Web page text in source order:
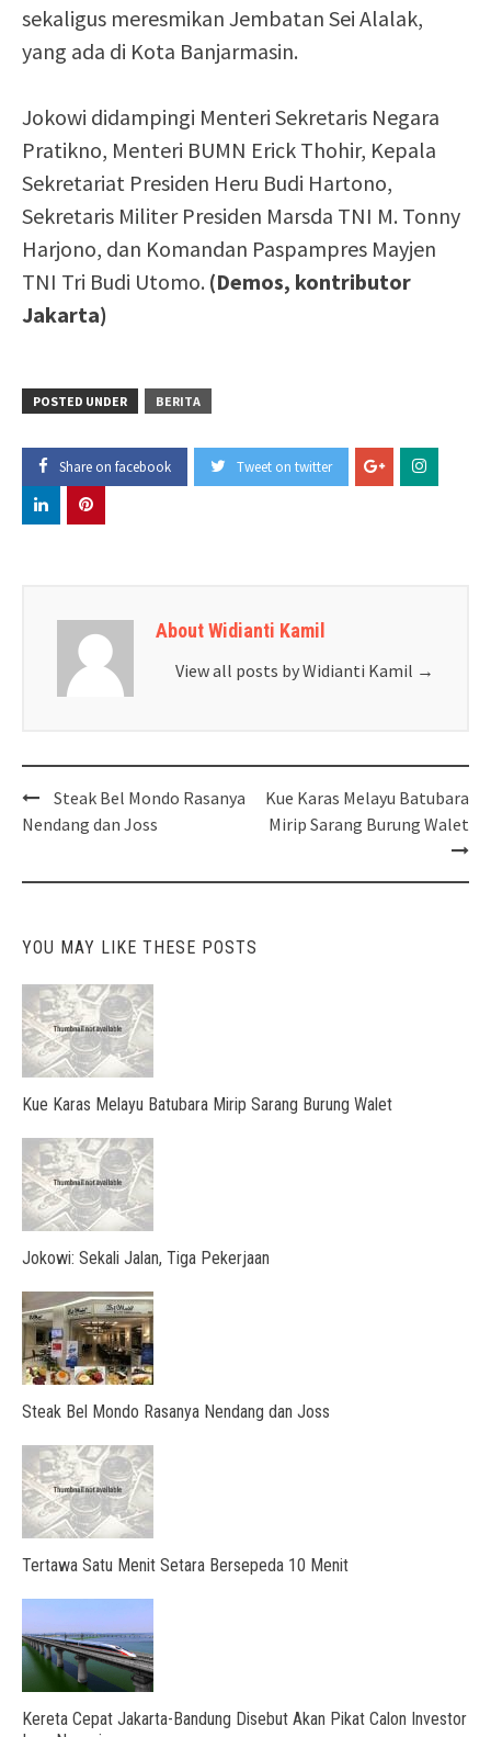
sekaligus meresmikan Jembatan Sei Alalak,
yang ada di Kota Banjarmasin.
Jokowi didampingi Menteri Sekretaris Negara
Pratikno, Menteri BUMN Erick Thohir, Kepala
Sekretariat Presiden Heru Budi Hartono,
Sekretaris Militer Presiden Marsda TNI M. Tonny
Harjono, dan Komandan Paspampres Mayjen
TNI Tri Budi Utomo. (Demos, kontributor
Jakarta)
POSTED UNDER BERITA
Share on facebook Tweet on twitter
About Widianti Kamil
View all posts by Widianti Kamil →
Post
navigation
Steak Bel Mondo Rasanya
Nendang dan Joss
Kue Karas Melayu Batubara
Mirip Sarang Burung Walet
YOU MAY LIKE THESE POSTS
Kue Karas Melayu Batubara Mirip Sarang Burung Walet
Jokowi: Sekali Jalan, Tiga Pekerjaan
Steak Bel Mondo Rasanya Nendang dan Joss
Tertawa Satu Menit Setara Bersepeda 10 Menit
Kereta Cepat Jakarta-Bandung Disebut Akan Pikat Calon Investor